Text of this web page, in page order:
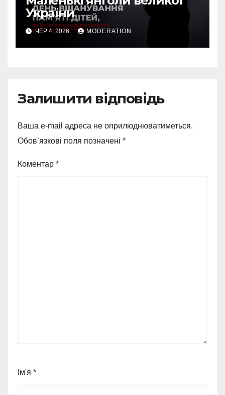
України
ЧЕР 4, 2026 MODERATION
Залишити відповідь
Ваша e-mail адреса не оприлюднюватиметься.
Обов’язкові поля позначені *
Коментар *
Ім'я *